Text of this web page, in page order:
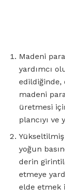
Madeni
yardımcı
edildiğinde,
madeni
üretmesi
plancıyı ve
Yükseltilmiş
yoğun
derin
etmeye
elde etmek